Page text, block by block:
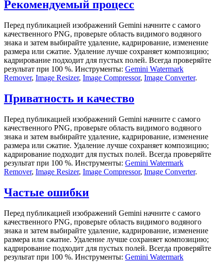
Рекомендуемый процесс
Перед публикацией изображений Gemini начните с самого
качественного PNG, проверьте область видимого водяного
знака и затем выбирайте удаление, кадрирование, изменение
размера или сжатие. Удаление лучше сохраняет композицию;
кадрирование подходит для пустых полей. Всегда проверяйте
результат при 100 %. Инструменты: Gemini Watermark
Remover, Image Resizer, Image Compressor, Image Converter.
Приватность и качество
Перед публикацией изображений Gemini начните с самого
качественного PNG, проверьте область видимого водяного
знака и затем выбирайте удаление, кадрирование, изменение
размера или сжатие. Удаление лучше сохраняет композицию;
кадрирование подходит для пустых полей. Всегда проверяйте
результат при 100 %. Инструменты: Gemini Watermark
Remover, Image Resizer, Image Compressor, Image Converter.
Частые ошибки
Перед публикацией изображений Gemini начните с самого
качественного PNG, проверьте область видимого водяного
знака и затем выбирайте удаление, кадрирование, изменение
размера или сжатие. Удаление лучше сохраняет композицию;
кадрирование подходит для пустых полей. Всегда проверяйте
результат при 100 %. Инструменты: Gemini Watermark